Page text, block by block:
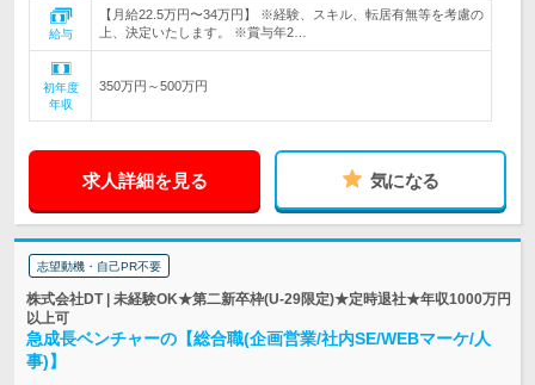
給与
【月給22.5万円〜34万円】 ※経験、スキル、転居有無等を考慮の
上、決定いたします。 ※賞与年2…
初年度
年収
350万円～500万円
求人詳細を見る 気になる
志望動機・自己PR不要
株式会社DT | 未経験OK★第二新卒枠(U-29限定)★定時退社★年収1000万円
以上可
急成長ベンチャーの【総合職(企画営業/社内SE/WEBマーケ/人
事)】